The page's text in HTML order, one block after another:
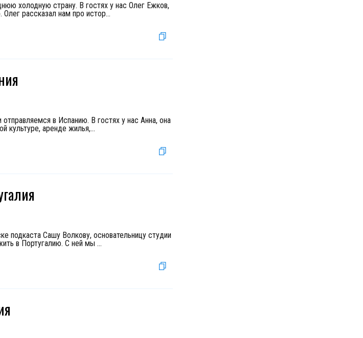
холодную страну. В гостях у нас Олег Ежков,
рассказал нам про истор...
в Испанию. В гостях у нас Анна, она
культуре, аренде жилья,...
подкаста Сашу Волкову, основательницу студии
в Португалию. С ней мы ...